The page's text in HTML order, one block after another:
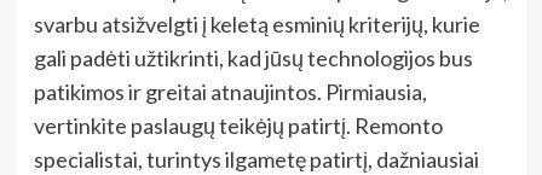
svarbu atsižvelgti į keletą esminių kriterijų, kurie
gali padėti užtikrinti, kad jūsų technologijos bus
patikimos ir greitai atnaujintos. Pirmiausia,
vertinkite paslaugų teikėjų patirtį. Remonto
specialistai, turintys ilgametę patirtį, dažniausiai